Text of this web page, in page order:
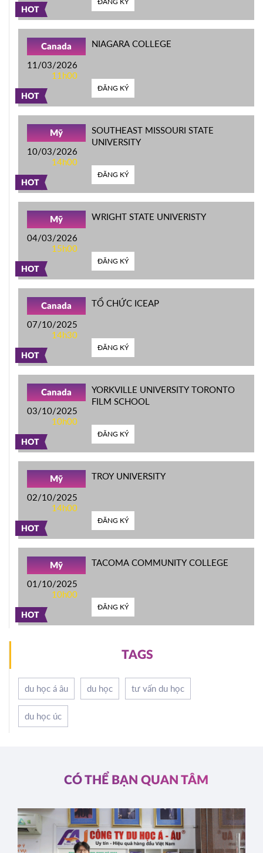
HOT
HOT
Canada
11/03/2026
11h00
NIAGARA COLLEGE
ĐĂNG KÝ
HOT
Mỹ
10/03/2026
14h00
SOUTHEAST MISSOURI STATE
UNIVERSITY
ĐĂNG KÝ
HOT
Mỹ
04/03/2026
15h00
WRIGHT STATE UNIVERISTY
ĐĂNG KÝ
HOT
Canada
07/10/2025
14h30
TỔ CHỨC ICEAP
ĐĂNG KÝ
HOT
Canada
03/10/2025
10h00
YORKVILLE UNIVERSITY TORONTO
FILM SCHOOL
ĐĂNG KÝ
HOT
Mỹ
02/10/2025
14h00
TROY UNIVERSITY
ĐĂNG KÝ
HOT
Mỹ
01/10/2025
10h00
TACOMA COMMUNITY COLLEGE
ĐĂNG KÝ
TAGS
du học á âu du học tư vấn du học
du học úc
CÓ THỂ BẠN QUAN TÂM